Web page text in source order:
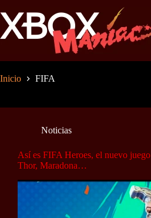
al
contenido
Inicio FIFA
Noticias
Así es FIFA Heroes, el nuevo
Thor, Maradona…